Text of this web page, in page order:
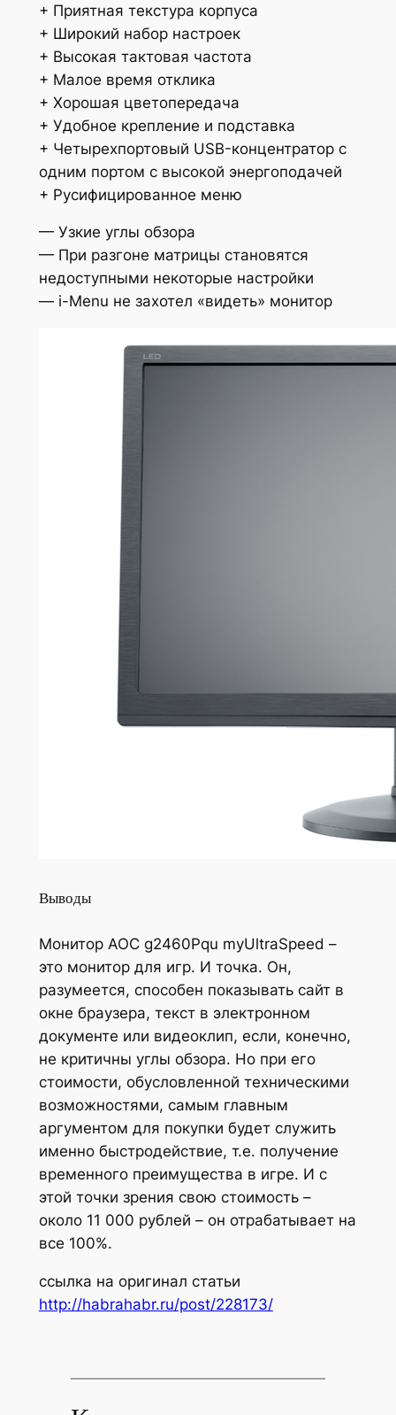
+ Приятная текстура корпуса
+ Широкий набор настроек
+ Высокая тактовая частота
+ Малое время отклика
+ Хорошая цветопередача
+ Удобное крепление и подставка
+ Четырехпортовый USB-концентратор с
одним портом с высокой энергоподачей
+ Русифицированное меню
— Узкие углы обзора
— При разгоне матрицы становятся
недоступными некоторые настройки
— i-Menu не захотел «видеть» монитор
Выводы
Монитор AOC g2460Pqu myUltraSpeed –
это монитор для игр. И точка. Он,
разумеется, способен показывать сайт в
окне браузера, текст в электронном
документе или видеоклип, если, конечно,
не критичны углы обзора. Но при его
стоимости, обусловленной техническими
возможностями, самым главным
аргументом для покупки будет служить
именно быстродействие, т.е. получение
временного преимущества в игре. И с
этой точки зрения свою стоимость –
около 11 000 рублей – он отрабатывает на
все 100%.
ссылка на оригинал статьи
http://habrahabr.ru/post/228173/